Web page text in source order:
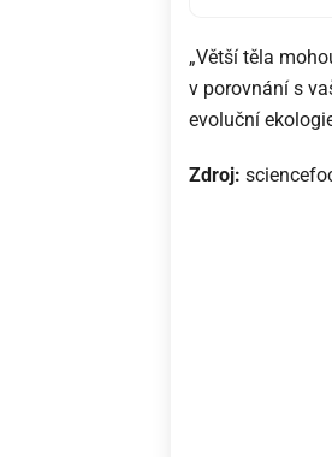
„Větší těla
v porovnání s
evoluční
Zdroj: